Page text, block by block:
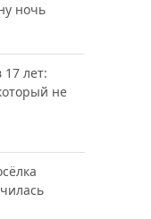
ночь
лет:
не